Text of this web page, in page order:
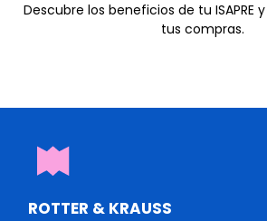
Descubre los beneficios de tu ISAPRE
tus compras.
ROTTER & KRAUSS